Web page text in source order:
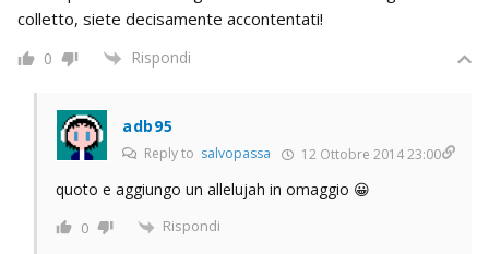
colletto, siete decisamente accontentati!
0 Rispondi
adb95
Reply to salvopassa 12 Ottobre 2014 23:00
quoto e aggiungo un allelujah in omaggio 😀
0 Rispondi